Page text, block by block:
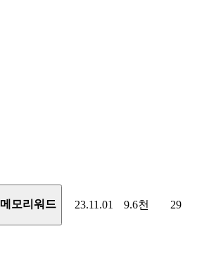
메모리워드 23.11.01 9.6천 29